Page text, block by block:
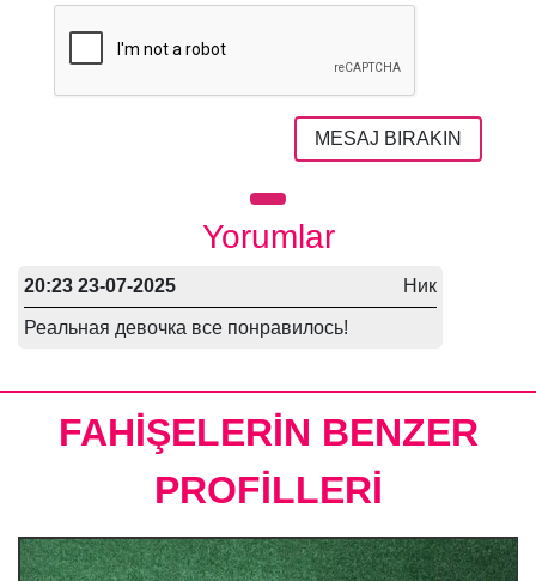
MESAJ BIRAKIN
Yorumlar
20:23 23-07-2025 Ник
Реальная девочка все понравилось!
FAHİŞELERİN BENZER
PROFİLLERİ